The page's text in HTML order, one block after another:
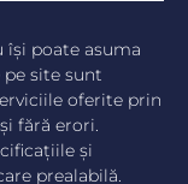
îşi poate asuma
site sunt
oferite prin
fără erori.
şi
prealabilă.